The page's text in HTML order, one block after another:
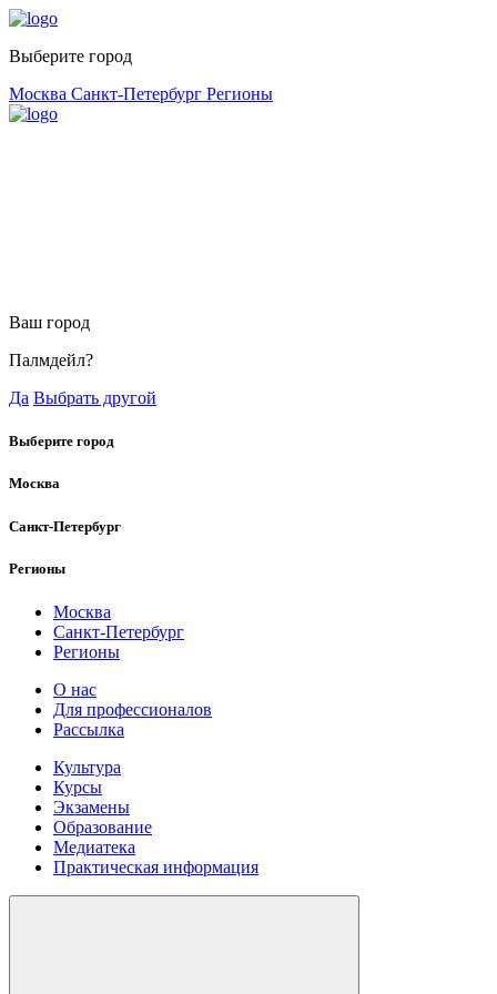
Выберите город
Москва Санкт-Петербург Регионы
Ваш город
Палмдейл?
Да Выбрать другой
Выберите город
Москва
Санкт-Петербург
Регионы
Москва
Санкт-Петербург
Регионы
О нас
Для профессионалов
Рассылка
Культура
Курсы
Экзамены
Образование
Медиатека
Практическая информация